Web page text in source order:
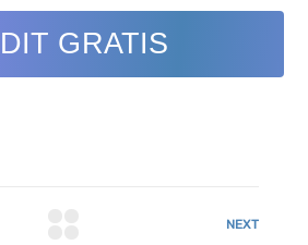
GRATIS
NEXT